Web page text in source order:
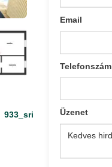
Email
Telefonszám
Üzenet
933_sri